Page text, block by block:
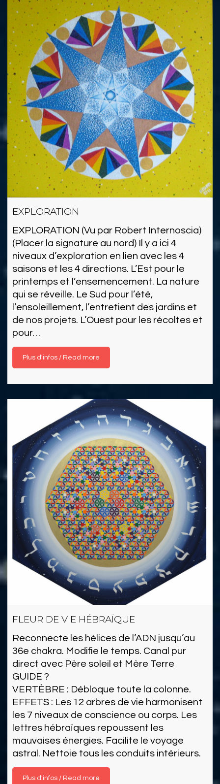
EXPLORATION
EXPLORATION (Vu par Robert Internoscia)
(Placer la signature au nord) Il y a ici 4
niveaux d’exploration en lien avec les 4
saisons et les 4 directions. L’Est pour le
printemps et l’ensemencement. La nature
qui se réveille. Le Sud pour l’été,
l’ensoleillement, l’entretient des jardins et
de nos projets. L’Ouest pour les récoltes et
pour…
Read more
FLEUR DE VIE HÉBRAÏQUE
Reconnecte les hélices de l’ADN jusqu’au
36e chakra. Modifie le temps. Canal pur
direct avec Père soleil et Mère Terre
GUIDE ?
VERTÈBRE : Débloque toute la colonne.
EFFETS : Les 12 arbres de vie harmonisent
les 7 niveaux de conscience ou corps. Les
lettres hébraïques repoussent les
mauvaises énergies. Facilite le voyage
astral. Nettoie tous les conduits intérieurs.
Read more